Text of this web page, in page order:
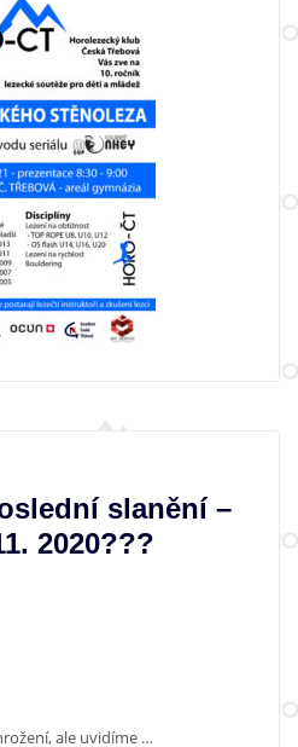
slanění –
2020???
ale uvidíme …